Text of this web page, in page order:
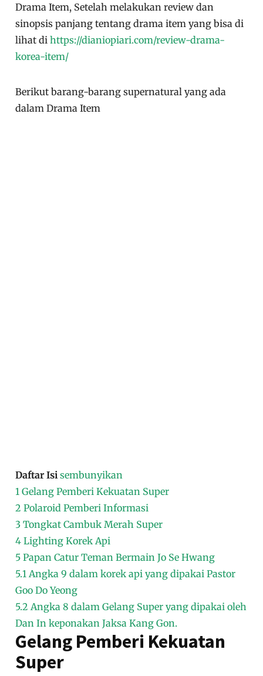
Drama Item, Setelah melakukan review dan
sinopsis panjang tentang drama item yang bisa di
lihat dihttps://dianiopiari.com/review-drama-
korea-item/
Berikut barang-barang supernatural yang ada
dalam Drama Item
Daftar Isi sembunyikan
1 Gelang Pemberi Kekuatan Super
2 Polaroid Pemberi Informasi
3 Tongkat Cambuk Merah Super
4 Lighting Korek Api
5 Papan Catur Teman Bermain Jo Se Hwang
5.1 Angka 9 dalam korek api yang dipakai Pastor
Goo Do Yeong
5.2 Angka 8 dalam Gelang Super yang dipakai oleh
Dan In keponakan Jaksa Kang Gon.
Gelang Pemberi Kekuatan
Super